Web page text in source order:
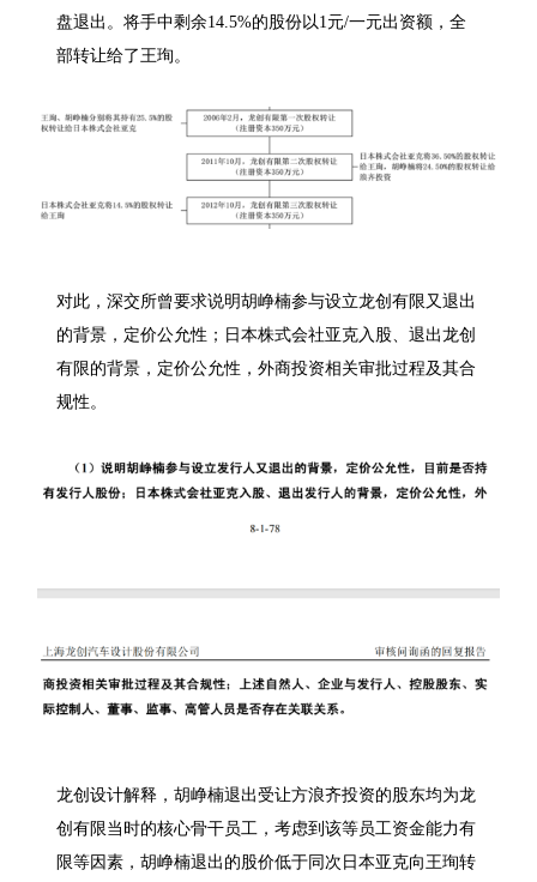
盘退出。将手中剩余14.5%的股份以1元/一元出资额，全
部转让给了王珣。
对此，深交所曾要求说明胡峥楠参与设立龙创有限又退出
的背景，定价公允性；日本株式会社亚克入股、退出龙创
有限的背景，定价公允性，外商投资相关审批过程及其合
规性。
龙创设计解释，胡峥楠退出受让方浪齐投资的股东均为龙
创有限当时的核心骨干员工，考虑到该等员工资金能力有
限等因素，胡峥楠退出的股价低于同次日本亚克向王珣转